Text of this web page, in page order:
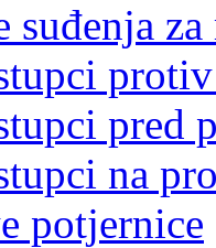
suđenja
pred
na
potjernice